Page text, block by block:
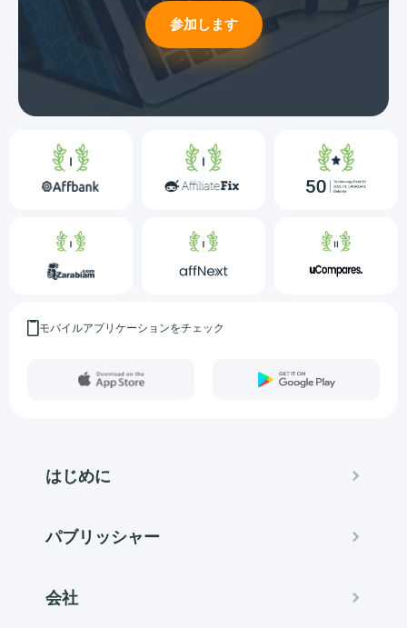
参加します
モバイルアプリケーションをチェック
はじめに
パブリッシャー
会社